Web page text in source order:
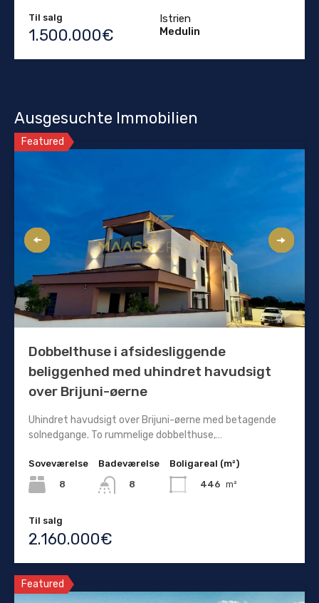
Til salg
1.500.000€
Istrien
Medulin
Ausgesuchte Immobilien
Featured
Dobbelthuse i afsidesliggende
beliggenhed med uhindret havudsigt
over Brijuni-øerne
Uhindret havudsigt over Brijuni-øerne med betagende
solnedgange. To rummelige dobbelthuse,…
Soveværelse
8
Badeværelse
8
Boligareal (m²)
446 m²
Til salg
2.160.000€
Featured